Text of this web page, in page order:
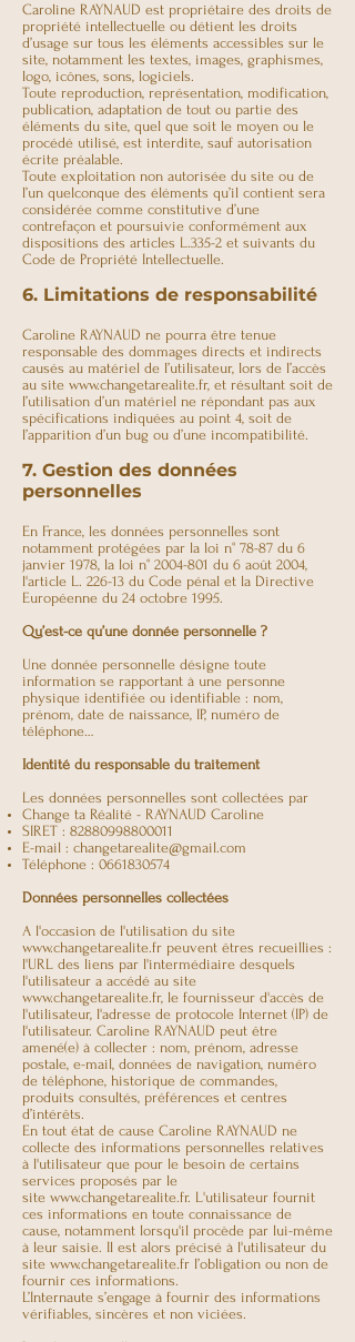
Caroline RAYNAUD est propriétaire des droits de
propriété intellectuelle ou détient les droits
d’usage sur tous les éléments accessibles sur le
site, notamment les textes, images, graphismes,
logo, icônes, sons, logiciels.
Toute reproduction, représentation, modification,
publication, adaptation de tout ou partie des
éléments du site, quel que soit le moyen ou le
procédé utilisé, est interdite, sauf autorisation
écrite préalable.
Toute exploitation non autorisée du site ou de
l’un quelconque des éléments qu’il contient sera
considérée comme constitutive d’une
contrefaçon et poursuivie conformément aux
dispositions des articles L.335-2 et suivants du
Code de Propriété Intellectuelle.
6. Limitations de responsabilité
Caroline RAYNAUD ne pourra être tenue
responsable des dommages directs et indirects
causés au matériel de l’utilisateur, lors de l’accès
au site www.changetarealite.fr, et résultant soit de
l’utilisation d’un matériel ne répondant pas aux
spécifications indiquées au point 4, soit de
l’apparition d’un bug ou d’une incompatibilité.
7. Gestion des données
personnelles
En France, les données personnelles sont
notamment protégées par la loi n° 78-87 du 6
janvier 1978, la loi n° 2004-801 du 6 août 2004,
l'article L. 226-13 du Code pénal et la Directive
Européenne du 24 octobre 1995.
Qu’est-ce qu’une donnée personnelle ?
Une donnée personnelle désigne toute
information se rapportant à une personne
physique identifiée ou identifiable : nom,
prénom, date de naissance, IP, numéro de
téléphone…
Identité du responsable du traitement
Les données personnelles sont collectées par
Change ta Réalité - RAYNAUD Caroline
SIRET : 82880998800011
E-mail : changetarealite@gmail.com
Téléphone : 0661830574
Données personnelles collectées
A l'occasion de l'utilisation du site
www.changetarealite.fr peuvent êtres recueillies :
l'URL des liens par l'intermédiaire desquels
l'utilisateur a accédé au site
www.changetarealite.fr, le fournisseur d'accès de
l'utilisateur, l'adresse de protocole Internet (IP) de
l'utilisateur. Caroline RAYNAUD peut être
amené(e) à collecter : nom, prénom, adresse
postale, e-mail, données de navigation, numéro
de téléphone, historique de commandes,
produits consultés, préférences et centres
d’intérêts.
En tout état de cause Caroline RAYNAUD ne
collecte des informations personnelles relatives
à l'utilisateur que pour le besoin de certains
services proposés par le
site www.changetarealite.fr. L'utilisateur fournit
ces informations en toute connaissance de
cause, notamment lorsqu'il procède par lui-même
à leur saisie. Il est alors précisé à l'utilisateur du
site www.changetarealite.fr l’obligation ou non de
fournir ces informations.
L’Internaute s’engage à fournir des informations
vérifiables, sincères et non viciées.